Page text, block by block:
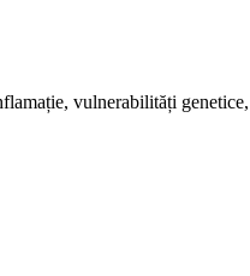
vulnerabilități